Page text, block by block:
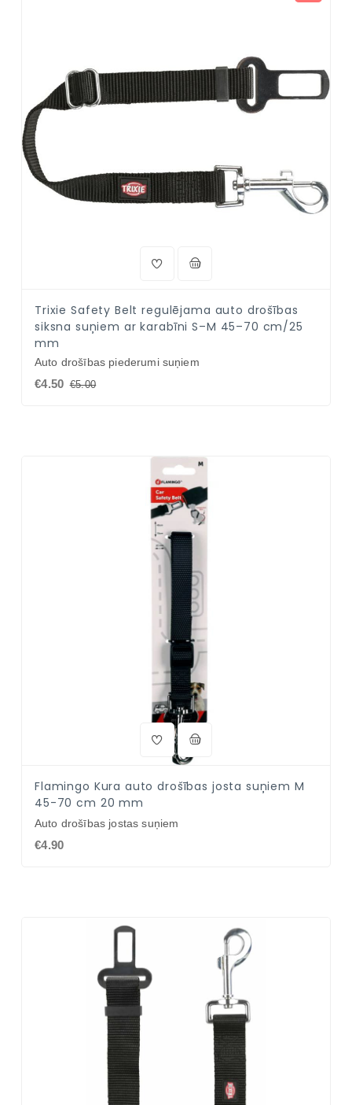
Trixie Safety Belt regulējama auto drošības
siksna suņiem ar karabīni S–M 45–70 cm/25
mm
Auto drošības piederumi suņiem
€4.50 €5.00
Flamingo Kura auto drošības josta suņiem M
45-70 cm 20 mm
Auto drošības jostas suņiem
€4.90